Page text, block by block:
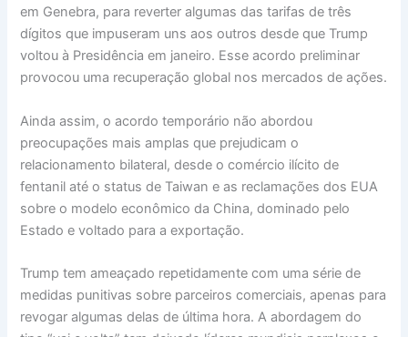
em Genebra, para reverter algumas das tarifas de três
dígitos que impuseram uns aos outros desde que Trump
voltou à Presidência em janeiro. Esse acordo preliminar
provocou uma recuperação global nos mercados de ações.
Ainda assim, o acordo temporário não abordou
preocupações mais amplas que prejudicam o
relacionamento bilateral, desde o comércio ilícito de
fentanil até o status de Taiwan e as reclamações dos EUA
sobre o modelo econômico da China, dominado pelo
Estado e voltado para a exportação.
Trump tem ameaçado repetidamente com uma série de
medidas punitivas sobre parceiros comerciais, apenas para
revogar algumas delas de última hora. A abordagem do